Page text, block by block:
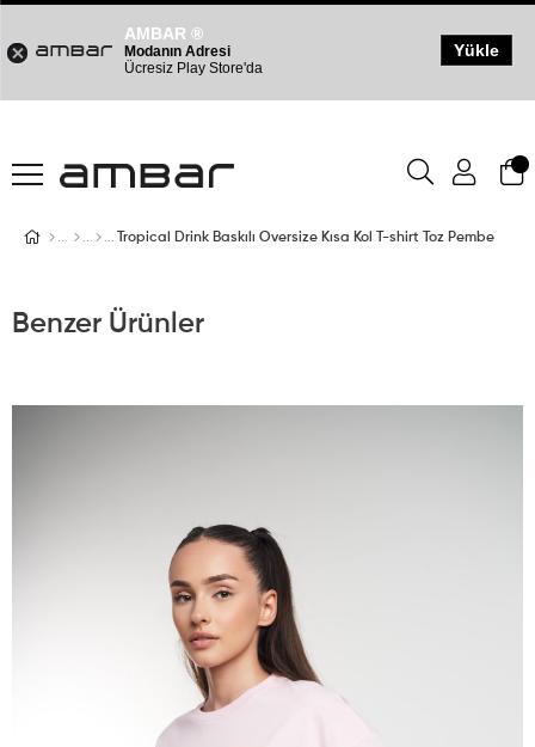
Tropical Drink Baskılı Oversize Kısa Kol T-shirt Toz Pembe
Benzer Ürünler
AMBAR ®
Modanın Adresi
Ücresiz Play Store'da
Yükle